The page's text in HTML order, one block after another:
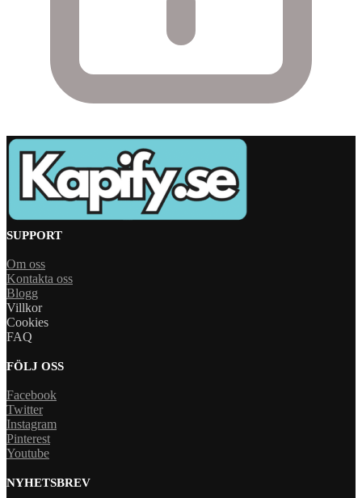
SUPPORT
Om oss
Kontakta oss
Blogg
Villkor
Cookies
FAQ
FÖLJ OSS
Facebook
Twitter
Instagram
Pinterest
Youtube
NYHETSBREV